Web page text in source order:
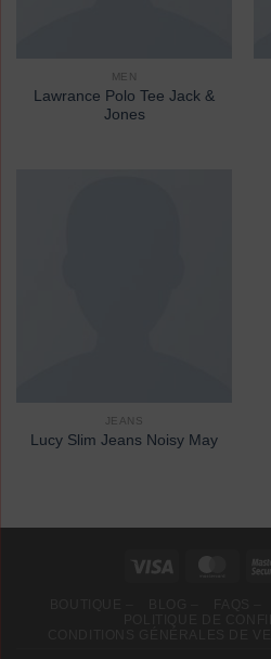
MEN
Lawrance Polo Tee Jack &
Jones
JEANS
Lucy Slim Jeans Noisy May